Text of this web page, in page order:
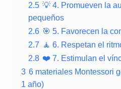
2.5 💡 4. Promueven la
pequeños
2.6 🎯 5. Favorecen la
2.7 🧘 6. Respetan el
2.8 ❤️ 7. Estimulan el
3 6 materiales Montessori
1 año)